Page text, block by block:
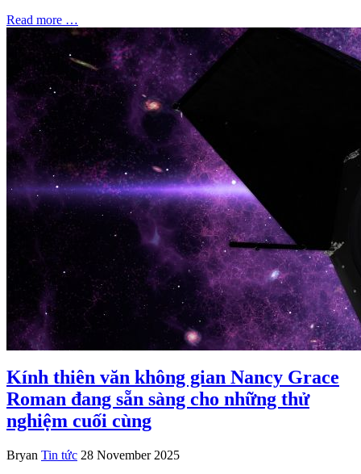
Read more …
Kính thiên văn không gian Nancy Grace
Roman đang sẵn sàng cho những thử
nghiệm cuối cùng
Bryan Tin tức 28 November 2025